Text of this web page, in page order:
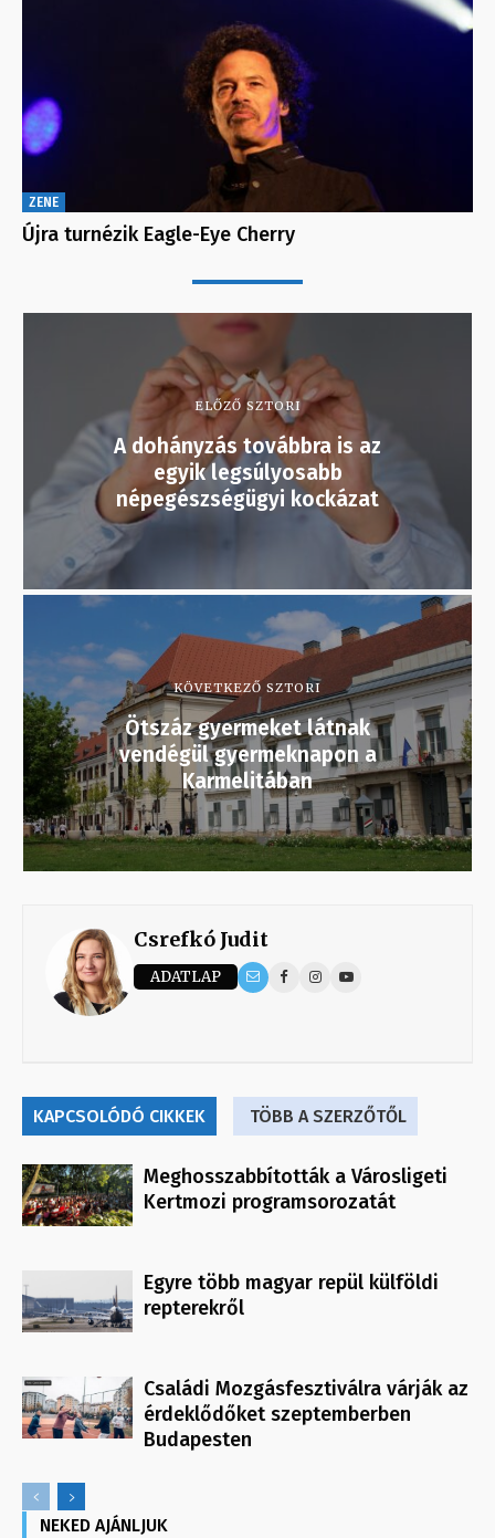
ZENE
Újra turnézik Eagle-Eye Cherry
ELŐZŐ SZTORI
A dohányzás továbbra is az
egyik legsúlyosabb
népegészségügyi kockázat
KÖVETKEZŐ SZTORI
Ötszáz gyermeket látnak
vendégül gyermeknapon a
Karmelitában
Csrefkó Judit
ADATLAP
KAPCSOLÓDÓ CIKKEK TÖBB A SZERZŐTŐL
Meghosszabbították a Városligeti
Kertmozi programsorozatát
Egyre több magyar repül külföldi
repterekről
Családi Mozgásfesztiválra várják az
érdeklődőket szeptemberben
Budapesten
NEKED AJÁNLJUK